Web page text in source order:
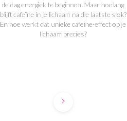
de dag energiek te beginnen. Maar hoelang
blijft cafeïne in je lichaam na die laatste slok?
En hoe werkt dat unieke cafeïne-effect op je
lichaam precies?